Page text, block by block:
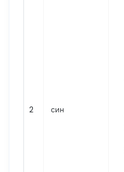
2 син